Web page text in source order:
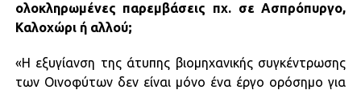
ολοκληρωμένες παρεμβάσεις πχ. σε Ασπρόπυργο,
Καλοχώρι ή αλλού;
«Η εξυγίανση της άτυπης βιομηχανικής συγκέντρωσης
των Οινοφύτων δεν είναι μόνο ένα έργο ορόσημο για